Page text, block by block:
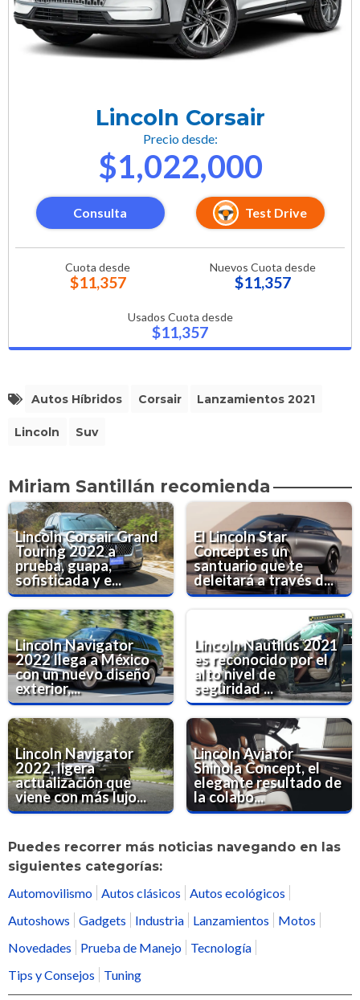
Lincoln Corsair
Precio desde:
$1,022,000
Consulta Test Drive
Cuota desde
$11,357
Nuevos Cuota desde
$11,357
Usados Cuota desde
$11,357
Autos Híbridos Corsair Lanzamientos 2021
Lincoln Suv
Miriam Santillán recomienda
Lincoln Corsair Grand
Touring 2022 a
prueba, guapa,
sofisticada y e...
El Lincoln Star
Concept es un
santuario que te
deleitará a través d...
Lincoln Navigator
2022 llega a México
con un nuevo diseño
exterior,...
Lincoln Nautilus 2021
es reconocido por el
alto nivel de
seguridad ...
Lincoln Navigator
2022, ligera
actualización que
viene con más lujo...
Lincoln Aviator
Shinola Concept, el
elegante resultado de
la colabo...
Puedes recorrer más noticias navegando en las
siguientes categorías:
Automovilismo Autos clásicos
Autos ecológicos
Autoshows
Gadgets Industria Lanzamientos
Motos
Novedades
Prueba de Manejo
Tecnología
Tips y Consejos
Tuning